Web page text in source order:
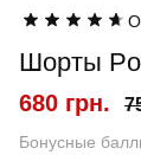
Шорты
680 грн.
Бонусные